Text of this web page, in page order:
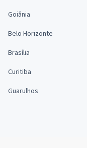
Goiânia
Belo Horizonte
Brasília
Curitiba
Guarulhos